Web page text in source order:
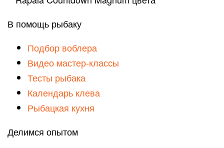
В помощь рыбаку
Подбор воблера
Видео мастер-классы
Тесты рыбака
Календарь клева
Рыбацкая кухня
Делимся опытом